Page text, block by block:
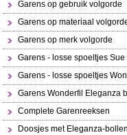
Garens op gebruik volgorde
Garens op materiaal
Garens op merk volgorde
Garens - losse spoeltjes
Garens - losse spoeltjes
Garens Wonderfil Eleganza
Complete Garenreeksen
Doosjes met Eleganza-bollen